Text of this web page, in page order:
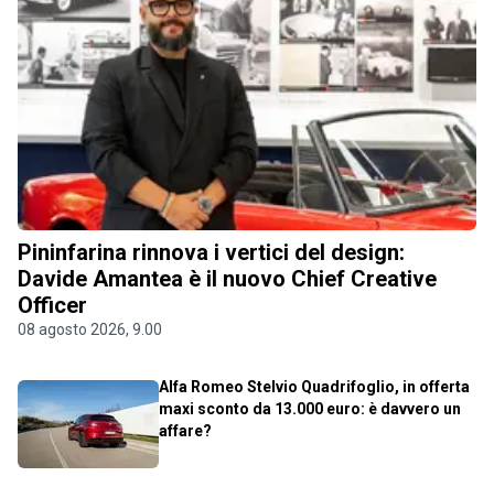
Pininfarina rinnova i vertici del design:
Davide Amantea è il nuovo Chief Creative
Officer
08 agosto 2026, 9.00
Alfa Romeo Stelvio Quadrifoglio, in offerta
maxi sconto da 13.000 euro: è davvero un
affare?